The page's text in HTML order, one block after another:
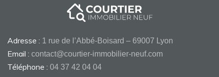
Adresse : 1 rue de l’Abbé-Boisard – 69007 Lyon
Email : contact@courtier-immobilier-neuf.com
Téléphone : 04 37 42 04 04